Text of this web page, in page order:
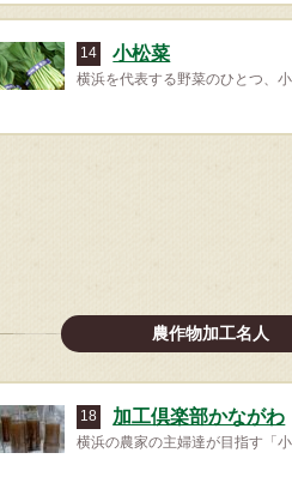
14 小松菜
横浜を代表する野菜のひとつ、小
農作物加工名人
18 加工倶楽部かながわ
横浜の農家の主婦達が目指す「小